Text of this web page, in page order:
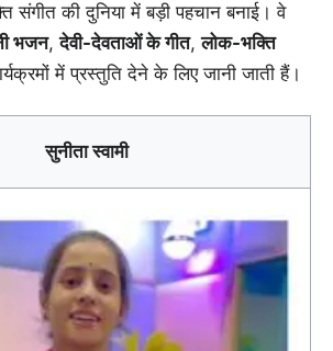
संगीत की दुनिया में बड़ी पहचान बनाई। वे
भजन,देवी-देवताओं के गीत,लोक-भक्ति
में प्रस्तुति देने के लिए जानी जाती हैं।
सुनीता स्वामी